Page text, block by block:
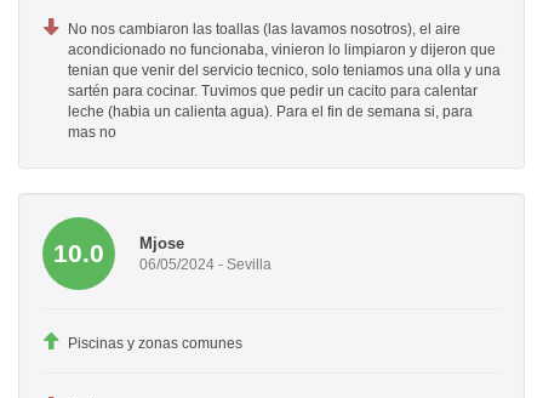
No nos cambiaron las toallas (las lavamos nosotros), el aire
acondicionado no funcionaba, vinieron lo limpiaron y dijeron que
tenian que venir del servicio tecnico, solo teniamos una olla y una
sartén para cocinar. Tuvimos que pedir un cacito para calentar
leche (habia un calienta agua). Para el fin de semana si, para
mas no
10.0 Mjose
06/05/2024 - Sevilla
Piscinas y zonas comunes